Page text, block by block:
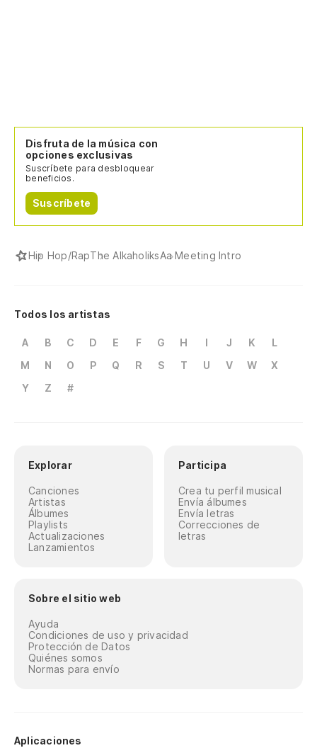
Disfruta de la música con
opciones exclusivas
Suscríbete para desbloquear
beneficios.
Suscríbete
Hip Hop/RapThe AlkaholiksAa Meeting Intro
Todos los artistas
A B C D E F G H I J K
L
M
N O P Q R S T U V W
X
Y
Z #
Explorar
Canciones
Artistas
Álbumes
Playlists
Actualizaciones
Lanzamientos
Participa
Crea tu perfil musical
Envía álbumes
Envía letras
Correcciones de
letras
Sobre el sitio web
Ayuda
Condiciones de uso y privacidad
Protección de Datos
Quiénes somos
Normas para envío
Aplicaciones